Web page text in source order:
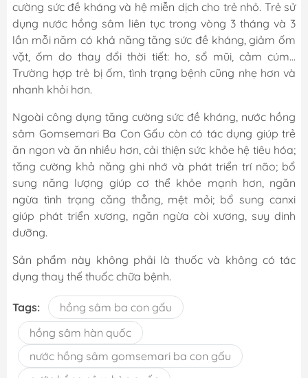
cường sức đề kháng và hệ miễn dịch cho trẻ nhỏ. Trẻ sử
dụng nước hồng sâm liên tục trong vòng 3 tháng và 3
lần mỗi năm có khả năng tăng sức đề kháng, giảm ốm
vặt, ốm do thay đổi thời tiết: ho, sổ mũi, cảm cúm…
Trường hợp trẻ bị ốm, tình trạng bệnh cũng nhẹ hơn và
nhanh khỏi hơn.
Ngoài công dụng tăng cường sức đề kháng, nước hồng
sâm Gomsemari Ba Con Gấu còn có tác dụng giúp trẻ
ăn ngon và ăn nhiều hơn, cải thiện sức khỏe hệ tiêu hóa;
tăng cường khả năng ghi nhớ và phát triển trí não; bổ
sung năng lượng giúp cơ thể khỏe mạnh hơn, ngăn
ngừa tình trạng căng thẳng, mệt mỏi; bổ sung canxi
giúp phát triển xương, ngăn ngừa còi xương, suy dinh
dưỡng.
Sản phẩm này không phải là thuốc và không có tác
dụng thay thế thuốc chữa bệnh.
Tags:
hồng sâm ba con gấu
hồng sâm hàn quốc
nước hồng sâm gomsemari ba con gấu